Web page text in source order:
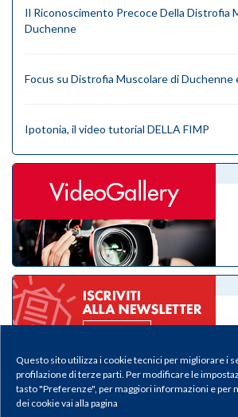
Questo sito utilizza i cookie tecnici per migliorare i
profilazione di terze parti. Per modificare le
tasto "Preferenze", per maggiori informazioni e per
dei cookie vai alla pagina
Il Riconoscimento Precoce Della Distrofia
Duchenne
Focus su Distrofia Muscolare di Duchenne
Ipotonia, il video tutorial DELLA FIMP
eNewsletter